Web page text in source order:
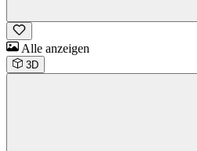
Alle anzeigen
3D